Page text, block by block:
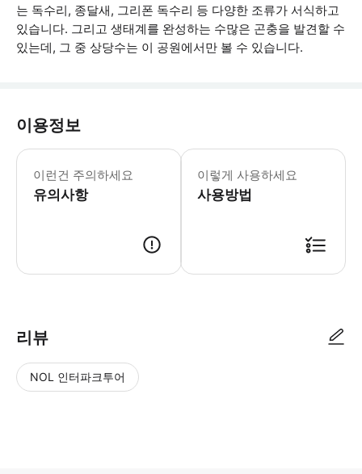
는 독수리, 종달새, 그리폰 독수리 등 다양한 조류가 서식하고
있습니다. 그리고 생태계를 완성하는 수많은 곤충을 발견할 수
있는데, 그 중 상당수는 이 공원에서만 볼 수 있습니다.
이용정보
이런건 주의하세요
유의사항
* 소요시간 : 60분 (옵션에 따라 소요
이렇게 사용하세요
사용방법
리뷰
NOL 인터파크투어